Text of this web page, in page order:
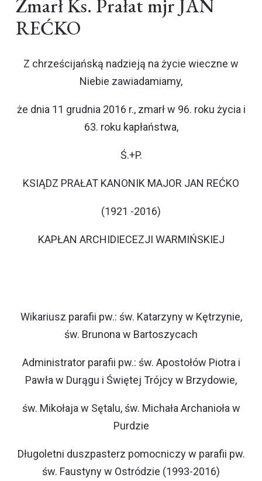
Zmarł Ks. Prałat mjr JAN
REĆKO
Z chrześcijańską nadzieją na życie wieczne w
Niebie zawiadamiamy,
że dnia 11 grudnia 2016 r., zmarł w 96. roku życia i
63. roku kapłaństwa,
Ś.+P.
KSIĄDZ PRAŁAT KANONIK MAJOR JAN REĆKO
(1921 -2016)
KAPŁAN ARCHIDIECEZJI WARMIŃSKIEJ
Wikariusz parafii pw.: św. Katarzyny w Kętrzynie,
św. Brunona w Bartoszycach
Administrator parafii pw.: św. Apostołów Piotra i
Pawła w Durągu i Świętej Trójcy w Brzydowie,
św. Mikołaja w Sętalu, św. Michała Archanioła w
Purdzie
Długoletni duszpasterz pomocniczy w parafii pw.
św. Faustyny w Ostródzie (1993-2016)